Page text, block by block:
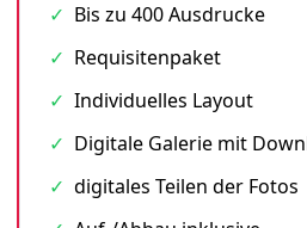
✓ Bis zu 400 Ausdrucke
✓ Requisitenpaket
✓ Individuelles Layout
✓ Digitale Galerie mit
✓ digitales Teilen der Fotos